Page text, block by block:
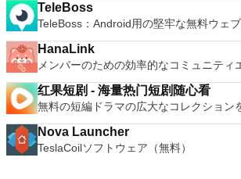
TeleBoss
TeleBoss：Android用の堅牢な無料ウェ
HanaLink
メンバーのための効率的なコミュニティ
红果短剧 - 海量热门短剧随心看
無料の短編ドラマの広大なコレクション
Nova Launcher
TeslaCoilソフトウェア（無料）